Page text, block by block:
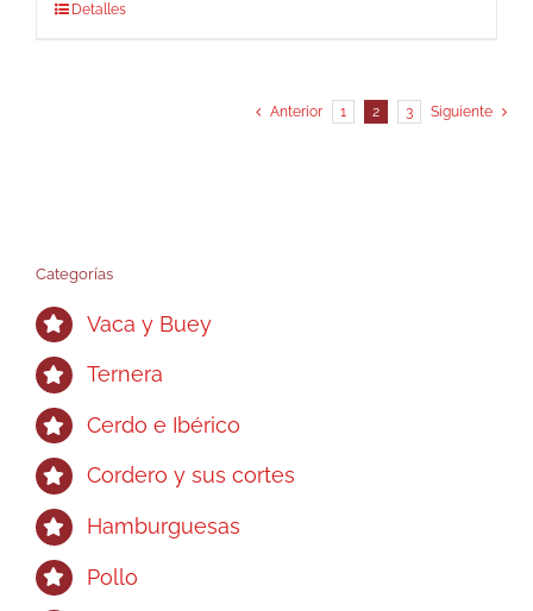
Detalles
Anterior 1 2 3 Siguiente
Categorías
Vaca y Buey
Ternera
Cerdo e Ibérico
Cordero y sus cortes
Hamburguesas
Pollo